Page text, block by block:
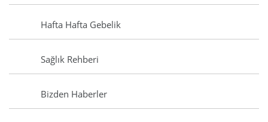
Hafta Hafta Gebelik
Sağlık Rehberi
Bizden Haberler